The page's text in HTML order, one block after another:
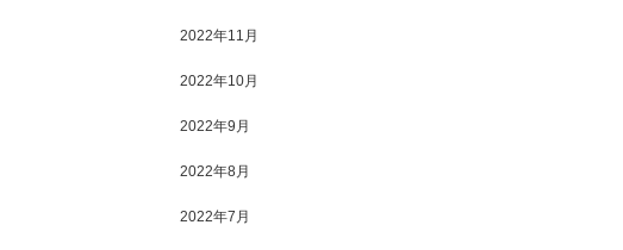
2022年11月
2022年10月
2022年9月
2022年8月
2022年7月